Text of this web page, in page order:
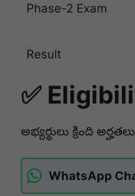
Phase-2 Exam
Result
✅
అభ్యర్థులు క్రింది
WhatsApp